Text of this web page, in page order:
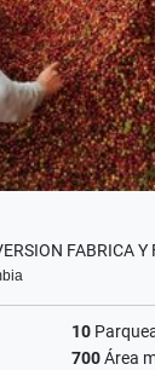
FABRICA Y
10
700Área